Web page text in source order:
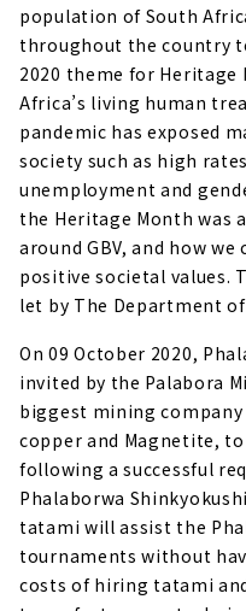
population of South
throughout the country
2020 theme for Heritage
Africa’s living human
pandemic has exposed
society such as high
unemployment and
the Heritage Month was
around GBV, and how
positive societal values.
let by The Department
On 09 October 2020,
invited by the Palabora
biggest mining
copper and Magnetite,
following a successful
Phalaborwa
tatami will assist the
tournaments without
costs of hiring tatami